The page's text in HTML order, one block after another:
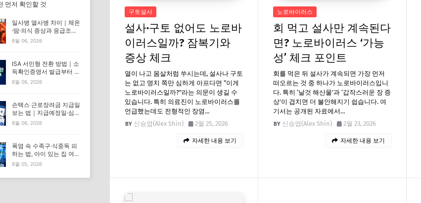
구토설사
설사·구토 없어도 노로바
이러스일까? 잠복기와
증상 체크
열이 나고 몸살처럼 쑤시는데, 설사나 구토
는 없고 명치 쪽만 심하게 아프다면 “이게
노로바이러스일까?”라는 의문이 생길 수
있습니다. 특히 의료진이 노로바이러스를
언급했는데도 전형적인 장염…
신승엽(Alex Shin)
2월 25, 2026
자세한 내용 보기
노로바이러스
회 먹고 설사만 계속된다
면? 노로바이러스 ‘가능
성’ 체크 포인트
회를 먹은 뒤 설사가 계속되면 가장 먼저
떠오르는 것 중 하나가 노로바이러스입니
다. 특히 ‘날것 해산물’과 ‘갑작스러운 장 증
상’이 겹치면 더 불안해지기 쉽습니다. 여
기서는 공개된 자료에서…
신승엽(Alex Shin)
2월 23, 2026
자세한 내용 보기
먼저 확인할 것
일사병 열사병 차이｜체온
·땀·의식 증상과 응급조치
한눈에 비교
8월 06, 2026
ISA 서민형 전환 방법｜소
득확인증명서 발급부터 증
권사 신청까지
8월 06, 2026
손택스 근로장려금 지급일
보는 법｜지급예정일·심사
중·9월 30일 해석
8월 06, 2026
폭염 속 수족구·식중독 피
하는 법, 아이 있는 집 여름
철 예방수칙
8월 05, 2026